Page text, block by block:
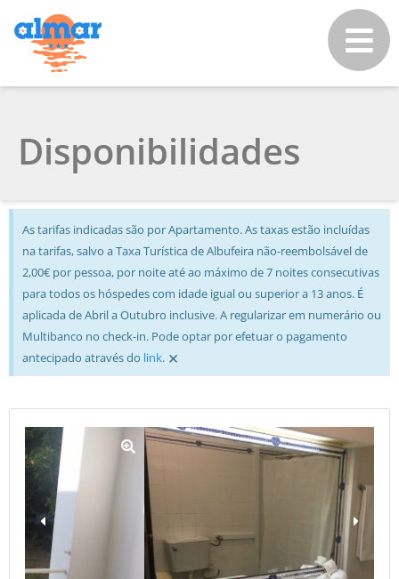
Disponibilidades
As tarifas indicadas são por Apartamento. As taxas estão incluídas
na tarifas, salvo a Taxa Turística de Albufeira não-reembolsável de
2,00€ por pessoa, por noite até ao máximo de 7 noites consecutivas
para todos os hóspedes com idade igual ou superior a 13 anos. É
aplicada de Abril a Outubro inclusive. A regularizar em numerário ou
Multibanco no check-in. Pode optar por efetuar o pagamento
antecipado através do link. ×